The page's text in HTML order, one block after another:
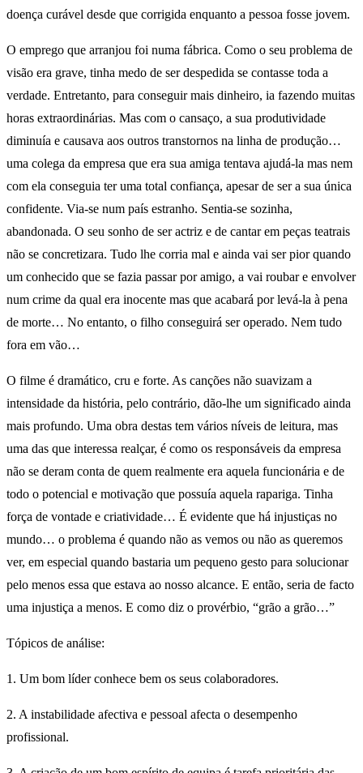
doença curável desde que corrigida enquanto a pessoa fosse jovem.
O emprego que arranjou foi numa fábrica. Como o seu problema de
visão era grave, tinha medo de ser despedida se contasse toda a
verdade. Entretanto, para conseguir mais dinheiro, ia fazendo muitas
horas extraordinárias. Mas com o cansaço, a sua produtividade
diminuía e causava aos outros transtornos na linha de produção…
uma colega da empresa que era sua amiga tentava ajudá-la mas nem
com ela conseguia ter uma total confiança, apesar de ser a sua única
confidente. Via-se num país estranho. Sentia-se sozinha,
abandonada. O seu sonho de ser actriz e de cantar em peças teatrais
não se concretizara. Tudo lhe corria mal e ainda vai ser pior quando
um conhecido que se fazia passar por amigo, a vai roubar e envolver
num crime da qual era inocente mas que acabará por levá-la à pena
de morte… No entanto, o filho conseguirá ser operado. Nem tudo
fora em vão…
O filme é dramático, cru e forte. As canções não suavizam a
intensidade da história, pelo contrário, dão-lhe um significado ainda
mais profundo. Uma obra destas tem vários níveis de leitura, mas
uma das que interessa realçar, é como os responsáveis da empresa
não se deram conta de quem realmente era aquela funcionária e de
todo o potencial e motivação que possuía aquela rapariga. Tinha
força de vontade e criatividade… É evidente que há injustiças no
mundo… o problema é quando não as vemos ou não as queremos
ver, em especial quando bastaria um pequeno gesto para solucionar
pelo menos essa que estava ao nosso alcance. E então, seria de facto
uma injustiça a menos. E como diz o provérbio, “grão a grão…”
Tópicos de análise:
1. Um bom líder conhece bem os seus colaboradores.
2. A instabilidade afectiva e pessoal afecta o desempenho
profissional.